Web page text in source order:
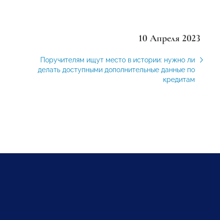
10 Апреля 2023
Поручителям ищут место в истории: нужно ли
делать доступными дополнительные данные по
кредитам